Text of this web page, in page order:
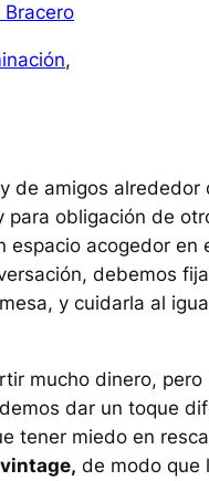
Bracero
de amigos alrededor
obligación de
espacio acogedor en
debemos
y cuidarla al
mucho dinero, pero
dar un toque
tener miedo en
vintage, de modo que